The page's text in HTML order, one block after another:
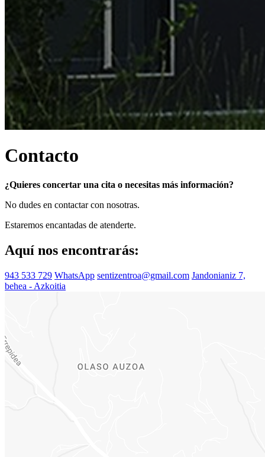
Contacto
¿Quieres concertar una cita o necesitas más información?
No dudes en contactar con nosotras.
Estaremos encantadas de atenderte.
Aquí nos encontrarás:
943 533 729 WhatsApp sentizentroa@gmail.com Jandonianiz 7,
behea - Azkoitia